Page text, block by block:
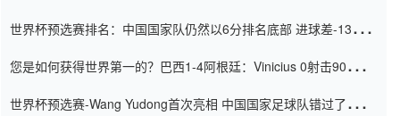
世界杯预选赛排名：中国国家队仍然以6分排名底部 进球差-13令人
您是如何获得世界第一的？巴西1-4阿根廷：Vinicius 0射击90分钟
世界杯预选赛-Wang Yudong首次亮相 中国国家足球队错过了世界